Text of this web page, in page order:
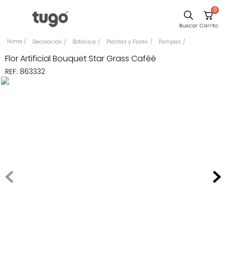
0
Decoración Botánica Plantas y Flores Pampas
Flor Artificial Bouquet Star Grass Caféé
REF: 863332
Escritorio
Sillas